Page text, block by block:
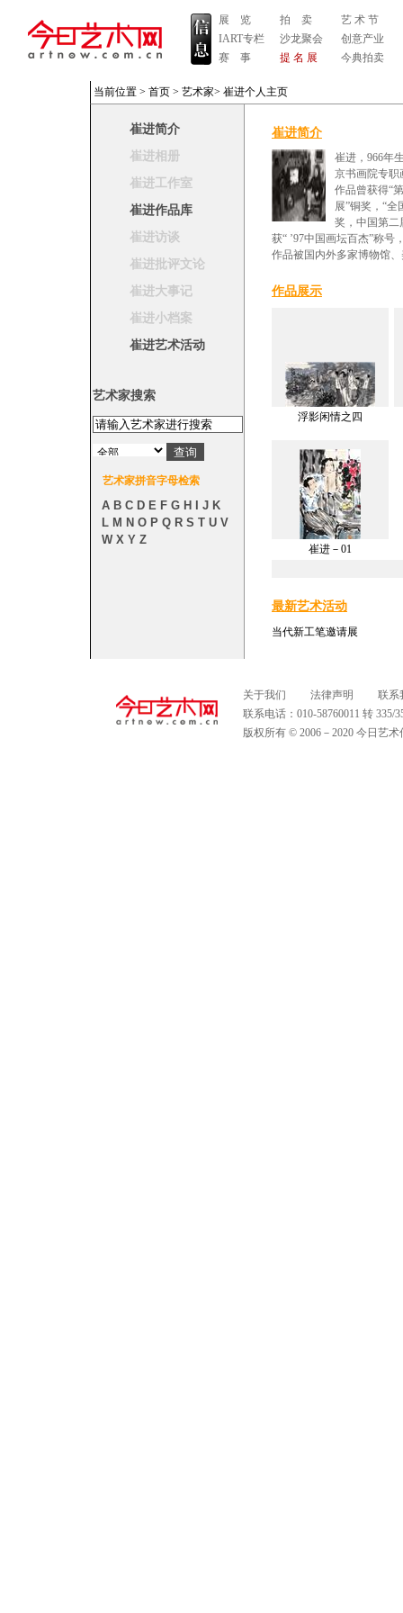
展 览
IART专栏
赛 事
拍 卖
沙龙聚会
提 名 展
艺 术 节
创意产业
今典拍卖
当前位置 > 首页 > 艺术家> 崔进个人主页
崔进简介
崔进相册
崔进工作室
崔进作品库
崔进访谈
崔进批评文论
崔进大事记
崔进小档案
崔进艺术活动
艺术家搜索
艺术家拼音字母检索
A B C D E F G H J K
L M N O P Q R S T U V
W X Y Z
崔进简介
崔进，966年
京书画院专职
作品曾获得“
展”铜奖，“
奖，中国第二
获“ ’97中国画坛百杰”称
作品被国内外多家博物馆
作品展示
浮影闲情之四
崔进－01
最新艺术活动
当代新工笔邀请展
关于我们 法律声明
联系
联系电话：010-58760011 转
版权所有 © 2006－2020 今日艺